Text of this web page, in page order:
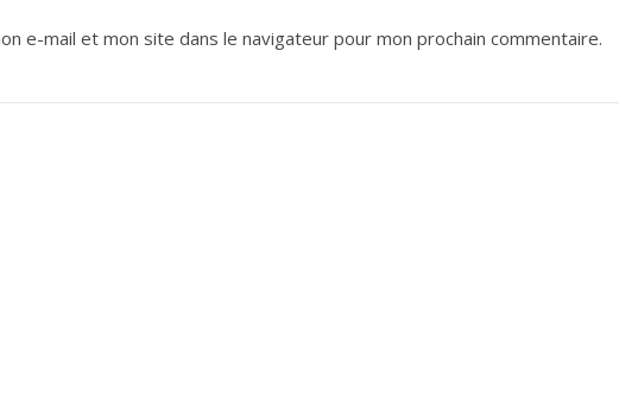
e-mail et mon site dans le navigateur pour mon prochain commentaire.